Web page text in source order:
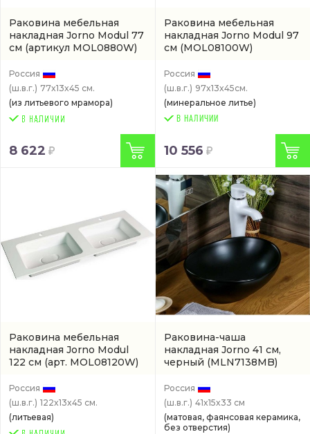
Раковина мебельная
накладная Jorno Modul 77
см (артикул MOL0880W)
Россия
(ш.в.г.) 77x13x45 см.
(из литьевого мрамора)
8 622
Раковина мебельная
накладная Jorno Modul 97
см (MOL08100W)
Россия
(ш.в.г.) 97x13x45см.
(минеральное литье)
В НАЛИЧИИ
10 556
Раковина мебельная
накладная Jorno Modul
122 см (арт. MOL08120W)
Россия
(ш.в.г.) 122x13x45 см.
(литьевая)
Раковина-чаша
накладная Jorno 41 см,
черный (MLN7138MB)
Россия
(ш.в.г.) 41x15x33 см
(матовая, фаянсовая керамика,
без отверстия)